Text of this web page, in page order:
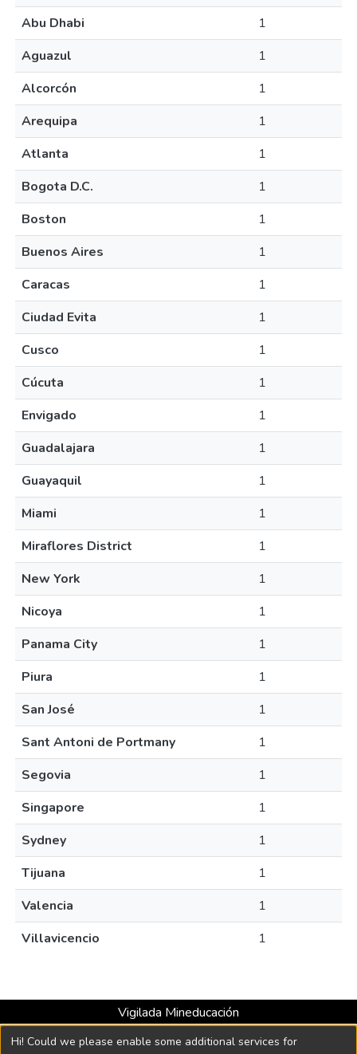
Abu Dhabi
1
Aguazul
1
Alcorcón
1
Arequipa
1
Atlanta
1
Bogota D.C.
1
Boston
1
Buenos Aires
1
Caracas
1
Ciudad Evita
1
Cusco
1
Cúcuta
1
Envigado
1
Guadalajara
1
Guayaquil
1
Miami
1
Miraflores District
1
New York
1
Nicoya
1
Panama City
1
Piura
1
San José
1
Sant Antoni de Portmany
1
Segovia
1
Singapore
1
Sydney
1
Tijuana
1
Valencia
1
Villavicencio
1
Vigilada Mineducación
Universidad con Acreditación Institucional hasta 2026 -
Hi! Could we please enable some additional services for